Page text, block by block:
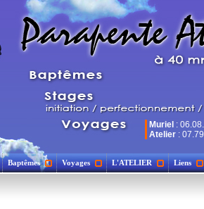
Muriel :
Atelier :
Baptêmes Voyages L'ATELIER Liens